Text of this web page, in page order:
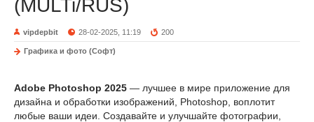
(MULTi/RUS)
vipdepbit 28-02-2025, 11:19 200
Графика и фото (Софт)
Adobe Photoshop 2025 — лучшее в мире приложение для
дизайна и обработки изображений, Photoshop, воплотит
любые ваши идеи. Создавайте и улучшайте фотографии,